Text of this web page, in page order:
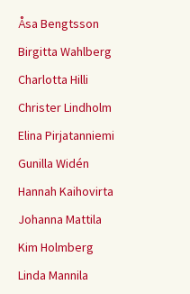
Åsa Bengtsson
Birgitta Wahlberg
Charlotta Hilli
Christer Lindholm
Elina Pirjatanniemi
Gunilla Widén
Hannah Kaihovirta
Johanna Mattila
Kim Holmberg
Linda Mannila